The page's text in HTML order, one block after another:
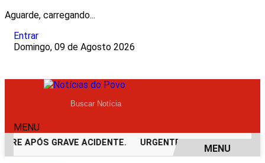
Aguarde, carregando...
Entrar
Domingo, 09 de Agosto 2026
MENU
APÓS GRAVE ACIDENTE. URGENTE! LATAM EM JI-
MENU